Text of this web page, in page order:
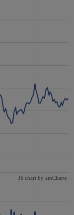
JS chart by amCharts